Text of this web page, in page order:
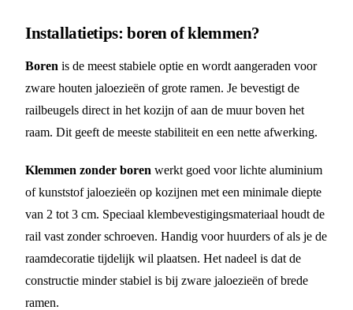
Installatietips: boren of klemmen?
Boren is de meest stabiele optie en wordt aangeraden voor
zware houten jaloezieën of grote ramen. Je bevestigt de
railbeugels direct in het kozijn of aan de muur boven het
raam. Dit geeft de meeste stabiliteit en een nette afwerking.
Klemmen zonder boren werkt goed voor lichte aluminium
of kunststof jaloezieën op kozijnen met een minimale diepte
van 2 tot 3 cm. Speciaal klembevestigingsmateriaal houdt de
rail vast zonder schroeven. Handig voor huurders of als je de
raamdecoratie tijdelijk wil plaatsen. Het nadeel is dat de
constructie minder stabiel is bij zware jaloezieën of brede
ramen.